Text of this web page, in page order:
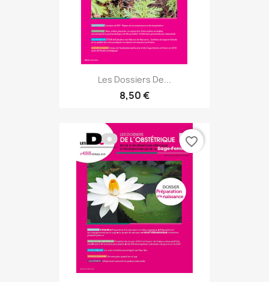
Les Dossiers De...
8,50 €
favorite_border